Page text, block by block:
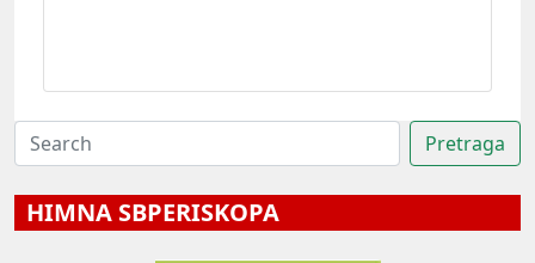
HIMNA SBPERISKOPA